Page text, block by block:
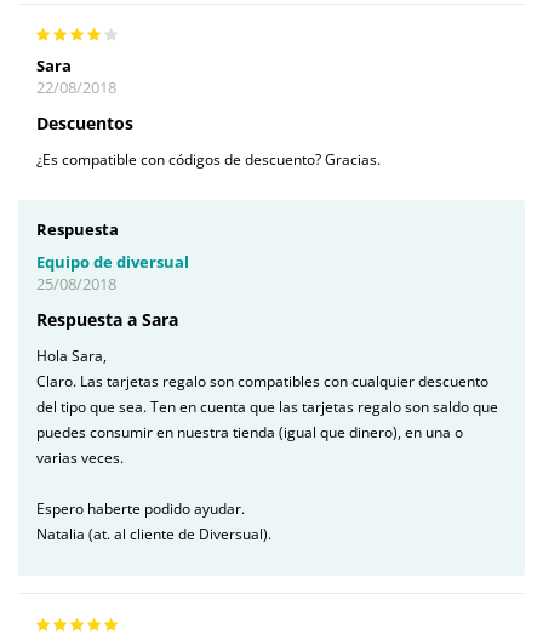
Sara
22/08/2018
Descuentos
¿Es compatible con códigos de descuento? Gracias.
Respuesta
Equipo de diversual
25/08/2018
Respuesta a Sara
Hola Sara,
Claro. Las tarjetas regalo son compatibles con cualquier descuento
del tipo que sea. Ten en cuenta que las tarjetas regalo son saldo que
puedes consumir en nuestra tienda (igual que dinero), en una o
varias veces.
Espero haberte podido ayudar.
Natalia (at. al cliente de Diversual).